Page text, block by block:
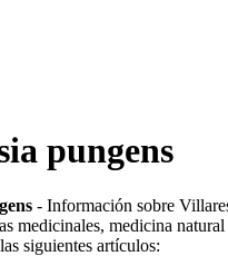
pungens
- Información sobre
medicinales, medicina
siguientes artículos: